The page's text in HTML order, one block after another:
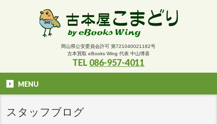
岡山県公安委員会許可 第721040021182号
古本買取 eBooks Wing 代表 中山博喜
TEL 086-957-4011
MENU
スタッフブログ